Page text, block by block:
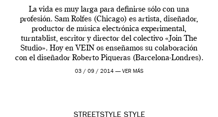
La vida es muy larga para definirse sólo con una
profesión. Sam Rolfes (Chicago) es artista, diseñador,
productor de música electrónica experimental,
turntablist, escritor y director del colectivo «Join The
Studio». Hoy en VEIN os enseñamos su colaboración
con el diseñador Roberto Piqueras (Barcelona-Londres).
Una serie de retratos que Roberto le hizo a la modelo
03 / 09 / 2014 — VER MÁS